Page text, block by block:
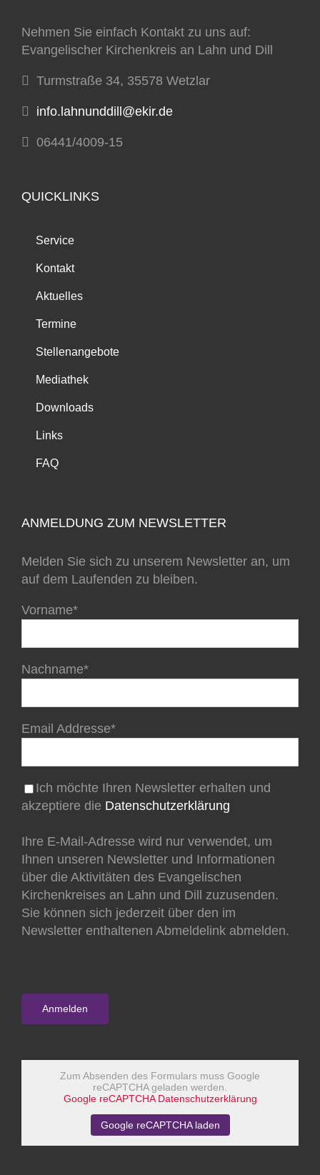
Nehmen Sie einfach Kontakt zu uns auf:
Evangelischer Kirchenkreis an Lahn und Dill
Turmstraße 34, 35578 Wetzlar
info.lahnunddill@ekir.de
06441/4009-15
QUICKLINKS
Service
Kontakt
Aktuelles
Termine
Stellenangebote
Mediathek
Downloads
Links
FAQ
ANMELDUNG ZUM NEWSLETTER
Melden Sie sich zu unserem Newsletter an, um
auf dem Laufenden zu bleiben.
Vorname*
Nachname*
Email Addresse*
Ich möchte Ihren Newsletter erhalten und
akzeptiere die Datenschutzerklärung
Ihre E-Mail-Adresse wird nur verwendet, um
Ihnen unseren Newsletter und Informationen
über die Aktivitäten des Evangelischen
Kirchenkreises an Lahn und Dill zuzusenden.
Sie können sich jederzeit über den im
Newsletter enthaltenen Abmeldelink abmelden.
Zum Absenden des Formulars muss Google
reCAPTCHA geladen werden.
Google reCAPTCHA Datenschutzerklärung
Google reCAPTCHA laden